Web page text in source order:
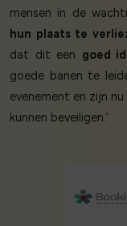
mensen in de
hun plaats te
dat dit een goed
goede banen te
evenement en zijn nu
kunnen beveiligen.’